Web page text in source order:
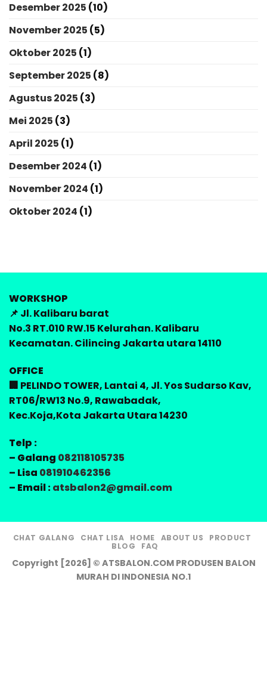
Desember 2025 (10)
November 2025 (5)
Oktober 2025 (1)
September 2025 (8)
Agustus 2025 (3)
Mei 2025 (3)
April 2025 (1)
Desember 2024 (1)
November 2024 (1)
Oktober 2024 (1)
WORKSHOP
📌 Jl. Kalibaru barat
No.3 RT.010 RW.15 Kelurahan. Kalibaru
Kecamatan. Cilincing Jakarta utara 14110
OFFICE
🏢 PELINDO TOWER, Lantai 4, Jl. Yos Sudarso Kav,
RT06/RW13 No.9, Rawabadak,
Kec.Koja,Kota Jakarta Utara 14230
Telp :
– Galang 082118105735
– Lisa 081910462356
– Email :atsbalon2@gmail.com
CHAT GALANG CHAT LISA HOME ABOUT US
PRODUCT
BLOG
FAQ
Copyright [2026] © ATSBALON.COM PRODUSEN BALON
MURAH DI INDONESIA NO.1